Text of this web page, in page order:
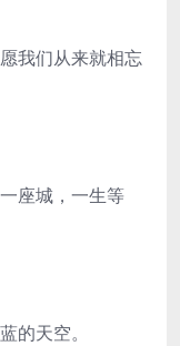
我们从来就相忘
座城，一生等
的天空。